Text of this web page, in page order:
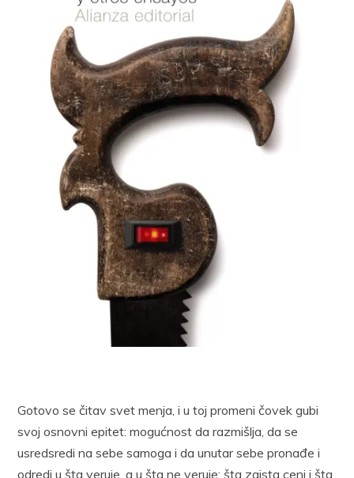
Gotovo se čitav svet menja, i u toj promeni čovek gubi
svoj osnovni epitet: mogućnost da razmišlja, da se
usredsredi na sebe samoga i da unutar sebe pronađe i
odredi u šta veruje, a u šta ne veruje; šta zaista ceni i šta